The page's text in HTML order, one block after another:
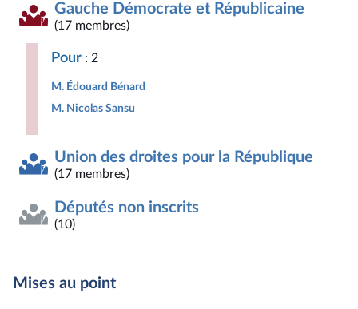
Gauche Démocrate et Républicaine
(17 membres)
Pour : 2
M. Édouard Bénard
M. Nicolas Sansu
Union des droites pour la République
(17 membres)
Députés non inscrits
(10)
Mises au point